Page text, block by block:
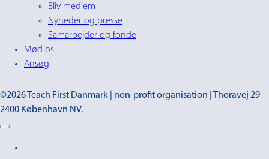
Bliv medlem
Nyheder og presse
Samarbejder og fonde
Mød os
Ansøg
©2026 Teach First Danmark | non-profit organisation | Thoravej 29 –
2400 København NV.